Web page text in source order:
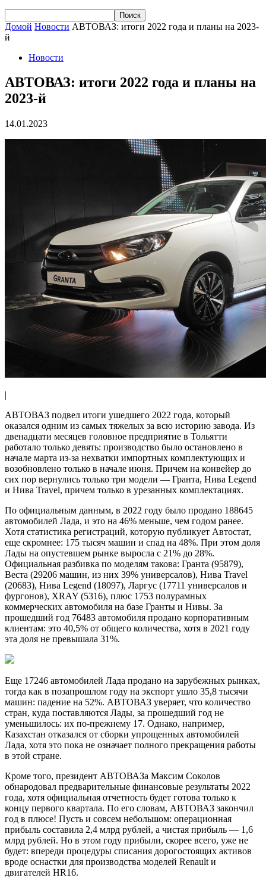
Домой Новости АВТОВАЗ: итоги 2022 года и планы на 2023-
й
Новости
АВТОВАЗ: итоги 2022 года и планы на
2023-й
14.01.2023
|
АВТОВАЗ подвел итоги ушедшего 2022 года, который
оказался одним из самых тяжелых за всю историю завода. Из
двенадцати месяцев головное предприятие в Тольятти
работало только девять: производство было остановлено в
начале марта из-за нехватки импортных комплектующих и
возобновлено только в начале июня. Причем на конвейер до
сих пор вернулись только три модели — Гранта, Нива Legend
и Нива Travel, причем только в урезанных комплектациях.
По официальным данным, в 2022 году было продано 188645
автомобилей Лада, и это на 46% меньше, чем годом ранее.
Хотя статистика регистраций, которую публикует Автостат,
еще скромнее: 175 тысяч машин и спад на 48%. При этом доля
Лады на опустевшем рынке выросла с 21% до 28%.
Официальная разбивка по моделям такова: Гранта (95879),
Веста (29206 машин, из них 39% универсалов), Нива Travel
(20683), Нива Legend (18097), Ларгус (17711 универсалов и
фургонов), XRAY (5316), плюс 1753 полурамных
коммерческих автомобиля на базе Гранты и Нивы. За
прошедший год 76483 автомобиля продано корпоративным
клиентам: это 40,5% от общего количества, хотя в 2021 году
эта доля не превышала 31%.
Еще 17246 автомобилей Лада продано на зарубежных рынках,
тогда как в позапрошлом году на экспорт ушло 35,8 тысячи
машин: падение на 52%. АВТОВАЗ уверяет, что количество
стран, куда поставляются Лады, за прошедший год не
уменьшилось: их по-прежнему 17. Однако, например,
Казахстан отказался от сборки упрощенных автомобилей
Лада, хотя это пока не означает полного прекращения работы
в этой стране.
Кроме того, президент АВТОВАЗа Максим Соколов
обнародовал предварительные финансовые результаты 2022
года, хотя официальная отчетность будет готова только к
концу первого квартала. По его словам, АВТОВАЗ закончил
год в плюсе! Пусть и совсем небольшом: операционная
прибыль составила 2,4 млрд рублей, а чистая прибыль — 1,6
млрд рублей. Но в этом году прибыли, скорее всего, уже не
будет: впереди процедуры списания дорогостоящих активов
вроде оснастки для производства моделей Renault и
двигателей HR16.